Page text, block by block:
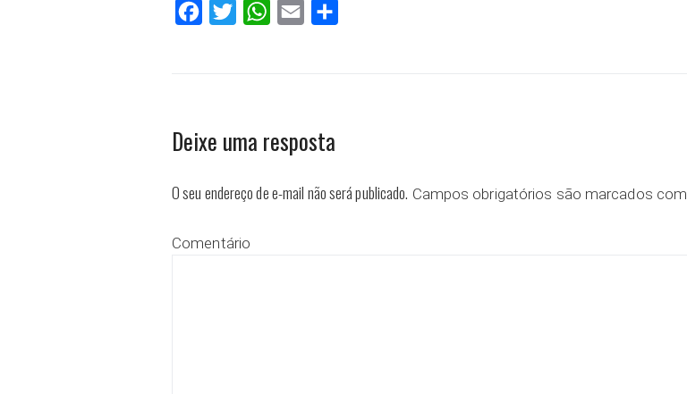
FacebookTwitter WhatsAppEmail
Deixe uma resposta
O seu endereço de e-mail não será publicado. Campos obrigatórios são marcados com
Comentário